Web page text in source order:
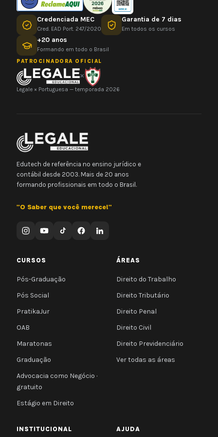
Credenciada MEC
Cred. EAD Port. 247/2020
Garantia de 7 dias
Em todos os cursos
+20 anos
Formando em todo o Brasil
PATROCINADORA OFICIAL
×
Legale × Portuguesa — temporada 2026
Edutech de referência no ensino jurídico e
contábil desde 2003. Mais de 20 anos
formando profissionais em todo o Brasil.
"O Saber que você merece!"
CURSOS
Pós-Graduação
Pós Social
PratikaJur
OAB
Maratonas
Graduação
Advocacia como Negócio ·
gratuito
Estágio em Direito
ÁREAS
Direito do Trabalho
Direito Tributário
Direito Penal
Direito Civil
Direito Previdenciário
Ver todas as áreas
INSTITUCIONAL AJUDA